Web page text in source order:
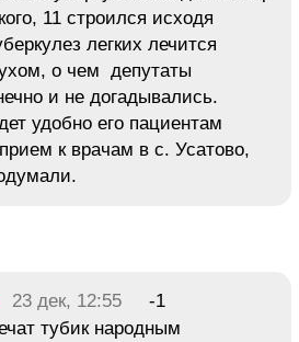
11 строился исходя
легких лечится
о чем депутаты
и не догадывались.
удобно его пациентам
к врачам в с. Усатово,
23 дек, 12:55
-1
тубик народным